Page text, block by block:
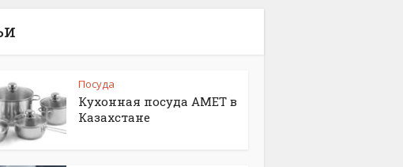
Посуда
Кухонная посуда АМЕТ в
Казахстане